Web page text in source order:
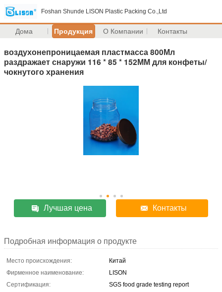
Foshan Shunde LISON Plastic Packing Co.,Ltd
Дома Продукция О Компании Контакты
воздухонепроницаемая пластмасса 800Мл
раздражает снаружи 116 * 85 * 152ММ для конфеты/
чокнутого хранения
Лучшая цена Контакты
Подробная информация о продукте
Место происхождения:
Китай
Фирменное наименование:
LISON
Сертификация:
SGS food grade testing report